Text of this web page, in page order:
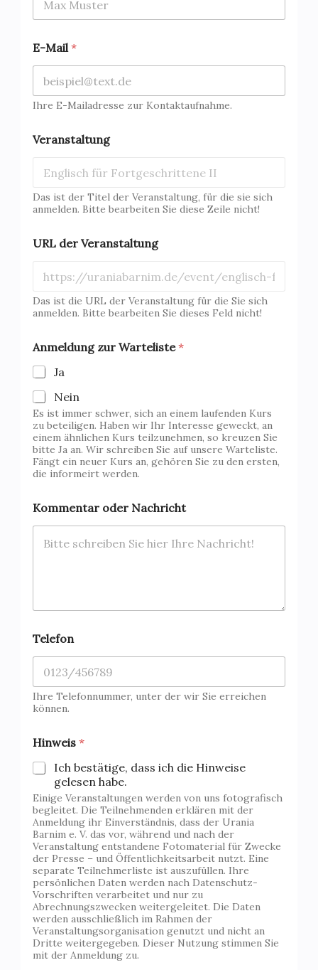
E-Mail*
Ihre E-Mailadresse zur Kontaktaufnahme.
Veranstaltung
Das ist der Titel der Veranstaltung, für die sie sich
anmelden. Bitte bearbeiten Sie diese Zeile nicht!
URL der Veranstaltung
Das ist die URL der Veranstaltung für die Sie sich
anmelden. Bitte bearbeiten Sie dieses Feld nicht!
Anmeldung zur Warteliste*
Ja
Nein
Es ist immer schwer, sich an einem laufenden Kurs
zu beteiligen. Haben wir Ihr Interesse geweckt, an
einem ähnlichen Kurs teilzunehmen, so kreuzen Sie
bitte Ja an. Wir schreiben Sie auf unsere Warteliste.
Fängt ein neuer Kurs an, gehören Sie zu den ersten,
die informeirt werden.
Kommentar oder Nachricht
Telefon
Ihre Telefonnummer, unter der wir Sie erreichen
können.
i
n
w
i
s
E
-
M
a
i
l
W
a
r
t
e
Hinweis *
Ich bestätige, dass ich die Hinweise
gelesen habe.
Einige Veranstaltungen werden von uns fotografisch
begleitet. Die Teilnehmenden erklären mit der
Anmeldung ihr Einverständnis, dass der Urania
Barnim e. V. das vor, während und nach der
Veranstaltung entstandene Fotomaterial für Zwecke
der Presse – und Öffentlichkeitsarbeit nutzt. Eine
separate Teilnehmerliste ist auszufüllen. Ihre
persönlichen Daten werden nach Datenschutz-
Vorschriften verarbeitet und nur zu
Abrechnungszwecken weitergeleitet. Die Daten
werden ausschließlich im Rahmen der
Veranstaltungsorganisation genutzt und nicht an
Dritte weitergegeben. Dieser Nutzung stimmen Sie
mit der Anmeldung zu.